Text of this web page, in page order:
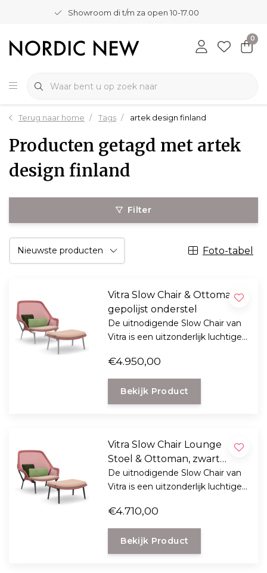
Showroom di t/m za open 10-17.00
0
Terug naar home Tags artek design finland
Producten getagd met artek
design finland
Filter
Foto-tabel
Vitra Slow Chair & Ottoman
gepolijst onderstel
De uitnodigende Slow Chair van
Vitra is een uitzonderlijk luchtige
zowel voor binnen en buiten
gebruik, en wordt nog
behaaglijker met de bijhorende
ottoman.
€4.950,00
Bekijk Product
Vitra Slow Chair Lounge
Stoel & Ottoman, zwart
onderstel
De uitnodigende Slow Chair van
Vitra is een uitzonderlijk luchtige
zowel voor binnen en buiten
gebruik, en wordt nog
behaaglijker met de bijhorende
ottoman.
€4.710,00
Bekijk Product